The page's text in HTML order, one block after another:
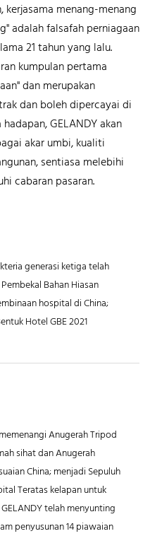
kerjasama menang-menang
adalah falsafah perniagaan
21 tahun yang lalu.
kumpulan pertama
dan merupakan
dan boleh dipercayai di
GELANDY akan
akar umbi, kualiti
sentiasa melebihi
cabaran pasaran.
generasi ketiga telah
Bahan Hiasan
hospital di China;
Hotel GBE 2021
Anugerah Tripod
sihat dan Anugerah
China; menjadi Sepuluh
Teratas kelapan untuk
telah menyunting
penyusunan 14 piawaian